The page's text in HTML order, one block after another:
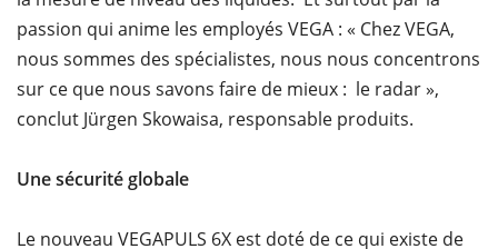
passion qui anime les employés VEGA : « Chez VEGA,
nous sommes des spécialistes, nous nous concentrons
sur ce que nous savons faire de mieux : le radar »,
conclut Jürgen Skowaisa, responsable produits.
Une sécurité globale
Le nouveau VEGAPULS 6X est doté de ce qui existe de